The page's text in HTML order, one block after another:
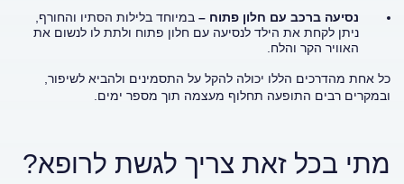
נסיעה ברכב עם חלון פתוח – במיוחד בלילות הסתיו והחורף,
ניתן לקחת את הילד לנסיעה עם חלון פתוח ולתת לו לנשום את
האוויר הקר והלח.
כל אחת מהדרכים הללו יכולה להקל על התסמינים ולהביא לשיפור,
ובמקרים רבים התופעה תחלוף מעצמה תוך מספר ימים.
מתי בכל זאת צריך לגשת לרופא?